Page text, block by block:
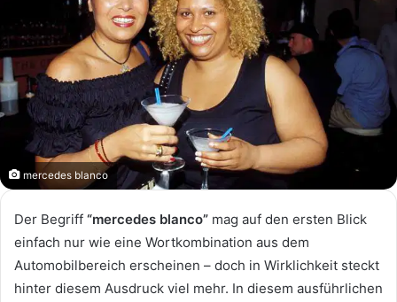
mercedes blanco
Der Begriff “mercedes blanco” mag auf den ersten Blick
einfach nur wie eine Wortkombination aus dem
Automobilbereich erscheinen – doch in Wirklichkeit steckt
hinter diesem Ausdruck viel mehr. In diesem ausführlichen